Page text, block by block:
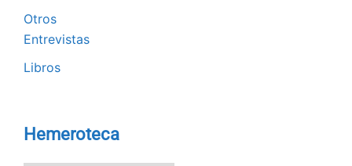
Otros
Entrevistas
Libros
Hemeroteca